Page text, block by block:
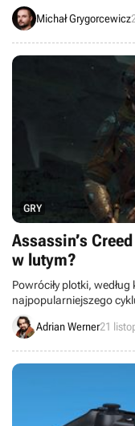
Michał Grygorcewicz
GRY
Assassin’s
w lutym?
Powróciły plotki,
najpopularniejszego
Ragnarok. Gra ma
akcja przeniesie nas do
Adrian Werner21